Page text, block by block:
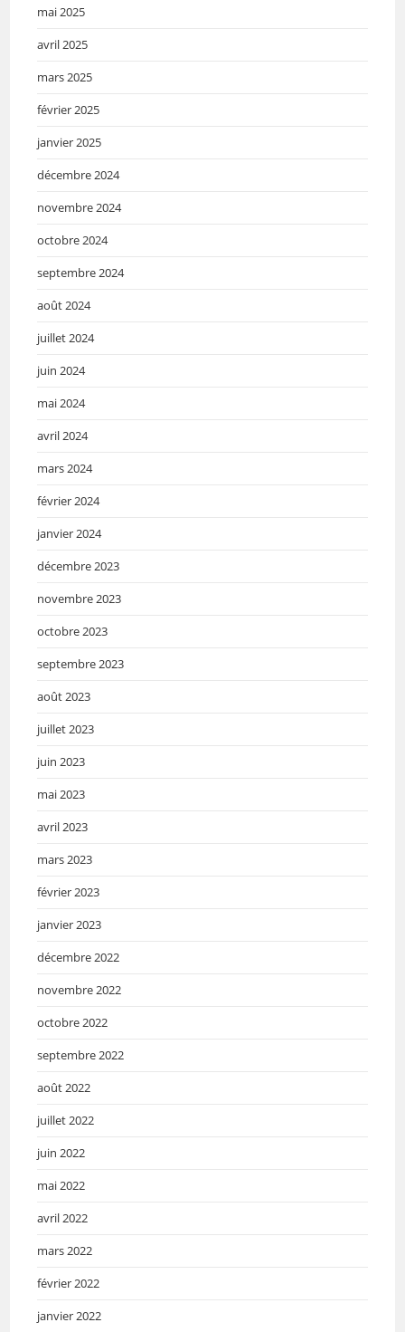
mai 2025
avril 2025
mars 2025
février 2025
janvier 2025
décembre 2024
novembre 2024
octobre 2024
septembre 2024
août 2024
juillet 2024
juin 2024
mai 2024
avril 2024
mars 2024
février 2024
janvier 2024
décembre 2023
novembre 2023
octobre 2023
septembre 2023
août 2023
juillet 2023
juin 2023
mai 2023
avril 2023
mars 2023
février 2023
janvier 2023
décembre 2022
novembre 2022
octobre 2022
septembre 2022
août 2022
juillet 2022
juin 2022
mai 2022
avril 2022
mars 2022
février 2022
janvier 2022